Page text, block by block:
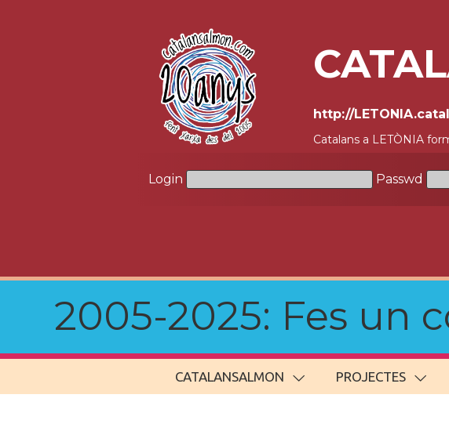
http://
Catalans a LETÒNIA
Login Passwd
2005-2025: Fes un
CATALANSALMON PROJECTES